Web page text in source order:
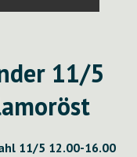
11/5
11/5 12.00-16.00